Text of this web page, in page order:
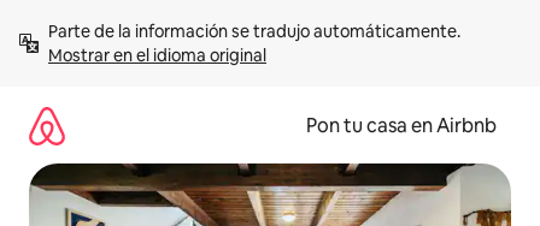
contenidoMostrar en el idioma original
Pon tu casa en Airbnb